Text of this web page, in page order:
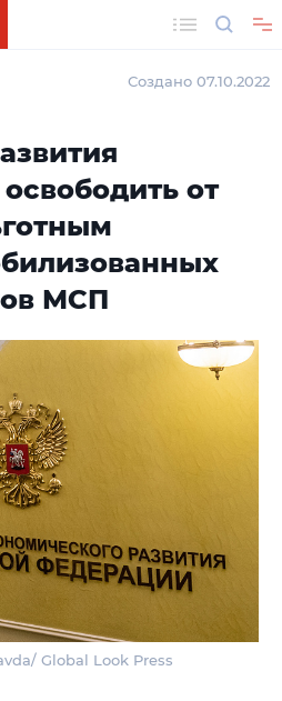
Создано 07.10.2022
от
МСП
Global Look Press